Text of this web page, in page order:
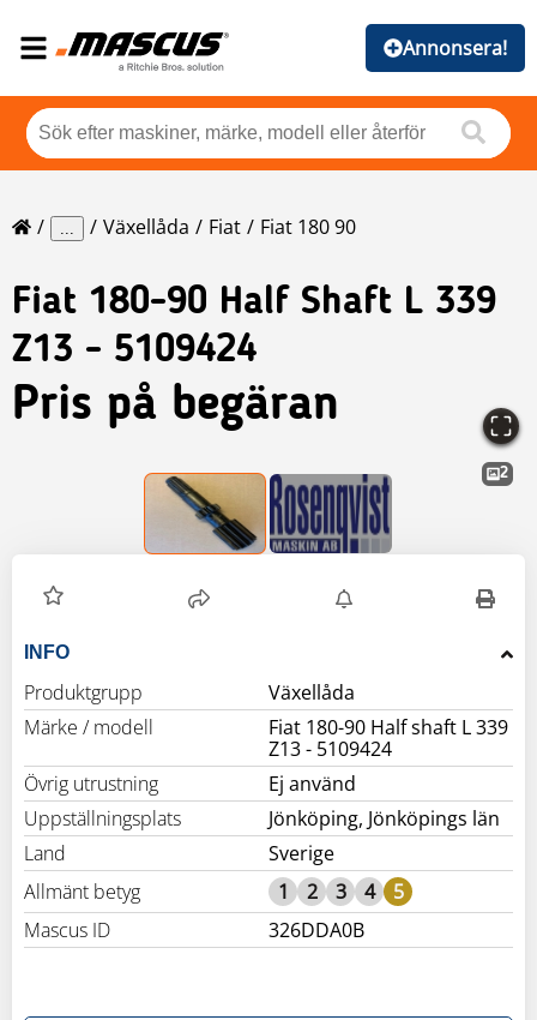
Annonsera!
... Växellåda Fiat Fiat 180 90
Fiat 180-90 Half Shaft L 339
Z13 - 5109424
Pris på begäran
2
INFO
Produktgrupp
Växellåda
Märke / modell
Fiat 180-90 Half shaft L 339
Z13 - 5109424
Övrig utrustning
Ej använd
Uppställningsplats
Jönköping, Jönköpings län
Land
Sverige
Allmänt betyg
1 2 3 4
5
Mascus ID
326DDA0B